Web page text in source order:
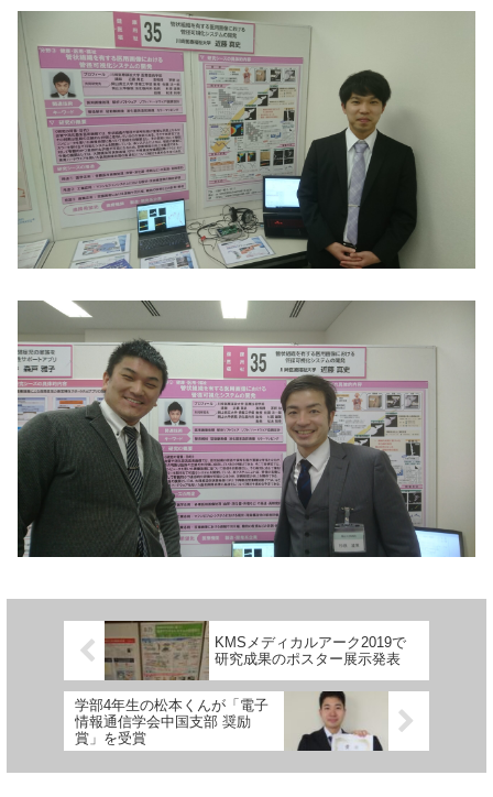
KMSメディカルアーク2019で
研究成果のポスター展示発表
学部4年生の松本くんが「電子
情報通信学会中国支部 奨励
賞」を受賞